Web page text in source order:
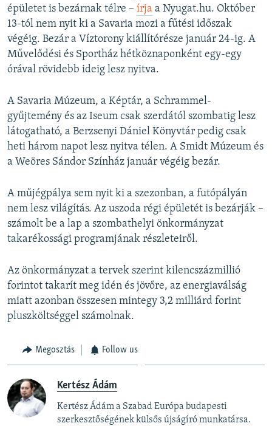
épületet is bezárnak télre – írja a Nyugat.hu. Október
13-tól nem nyit ki a Savaria mozi a fűtési időszak
végéig. Bezár a Víztorony kiállítórésze január 24-ig. A
Művelődési és Sportház hétköznaponként egy-egy
órával rövidebb ideig lesz nyitva.
A Savaria Múzeum, a Képtár, a Schrammel-
gyűjtemény és az Iseum csak szerdától szombatig lesz
látogatható, a Berzsenyi Dániel Könyvtár pedig csak
heti három napot lesz nyitva télen. A Smidt Múzeum és
a Weöres Sándor Színház január végéig bezár.
A műjégpálya sem nyit ki a szezonban, a futópályán
nem lesz világítás. Az uszoda régi épületét is bezárják –
számolt be a lap a szombathelyi önkormányzat
takarékossági programjának részleteiről.
Az önkormányzat a tervek szerint kilencszázmillió
forintot takarít meg idén és jövőre, az energiaválság
miatt azonban összesen mintegy 3,2 milliárd forint
pluszköltséggel számolnak.
Megosztás Follow us
Kertész Ádám
Kertész Ádám a Szabad Európa budapesti
szerkesztőségének külsős újságíró munkatársa.